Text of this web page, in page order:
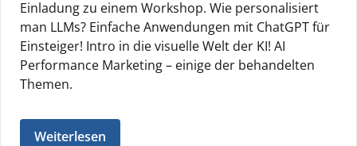
Einladung zu einem Workshop. Wie personalisiert
man LLMs? Einfache Anwendungen mit ChatGPT für
Einsteiger! Intro in die visuelle Welt der KI! AI
Performance Marketing – einige der behandelten
Themen.
Weiterlesen